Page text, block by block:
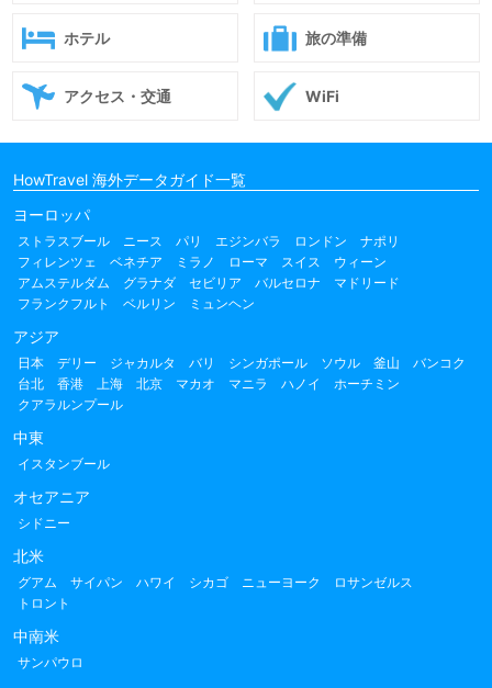
ホテル 旅の準備
アクセス・交通 WiFi
HowTravel 海外データガイド一覧
ヨーロッパ
ストラスブール ニース パリ エジンバラ ロンドン
ナポリ
フィレンツェ
ベネチア ミラノ ローマ スイス
ウィーン
アムステルダム
グラナダ セビリア バルセロナ
マドリード
フランクフルト
ベルリン ミュンヘン
アジア
日本 デリー ジャカルタ バリ シンガポール ソウル 釜山
バンコク
台北
香港 上海 北京 マカオ マニラ ハノイ
ホーチミン
クアラルンプール
中東
イスタンブール
オセアニア
シドニー
北米
グアム サイパン ハワイ シカゴ ニューヨーク
ロサンゼルス
トロント
中南米
サンパウロ